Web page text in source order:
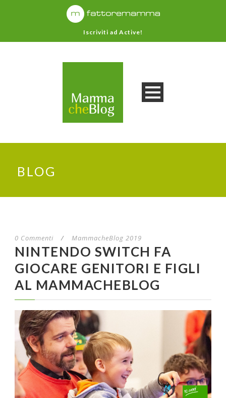
Iscriviti ad Active!
BLOG
0 Commenti / MammacheBlog 2019
NINTENDO SWITCH FA
GIOCARE GENITORI E FIGLI
AL MAMMACHEBLOG